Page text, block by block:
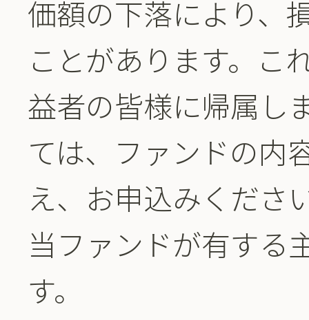
価額の下落により、
ことがあります。こ
益者の皆様に帰属し
ては、ファンドの内
え、お申込みくださ
当ファンドが有する
す。